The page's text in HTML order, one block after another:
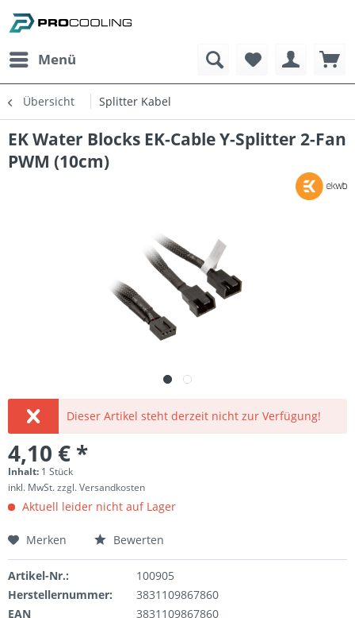
Menü
Übersicht Splitter Kabel
EK Water Blocks EK-Cable Y-Splitter 2-Fan
PWM (10cm)
Dieser Artikel steht derzeit nicht zur Verfügung!
4,10 € *
Inhalt: 1 Stück
inkl. MwSt.zzgl. Versandkosten
Aktuell leider nicht auf Lager
Merken Bewerten
Artikel-Nr.:
100905
Herstellernummer:
3831109867860
EAN
3831109867860